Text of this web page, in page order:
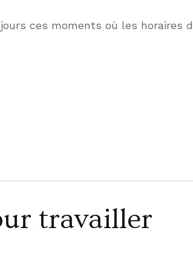
ces moments où les horaires
travailler